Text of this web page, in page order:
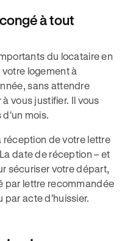
à tout
du locataire en
logement à
sans attendre
vous justifier. Il vous
mois.
réception de votre lettre
date de réception – et
sécuriser votre départ,
par lettre recommandée
par acte d'huissier.